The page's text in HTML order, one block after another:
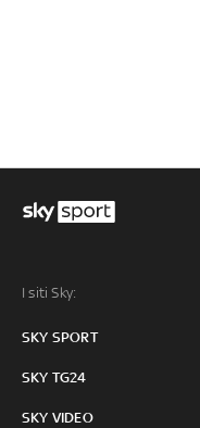
I siti Sky:
SKY SPORT
SKY TG24
SKY VIDEO